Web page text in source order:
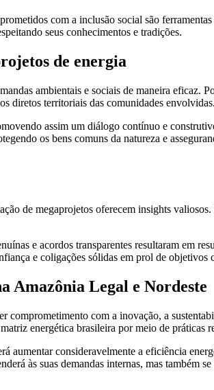
com a inclusão social são
seus conhecimentos e tradições.
de energia
ambientais e sociais de maneira eficaz.
diretos territoriais das comunidades envolvidas.
assim um diálogo contínuo e
os bens comuns da natureza e
de megaprojetos oferecem insights
e acordos transparentes resultaram em
e coligações sólidas em prol de objetivos
Amazônia Legal e Nordeste
com a inovação, a
energética brasileira por meio de práticas
consideravelmente a eficiência
às suas demandas internas, mas também